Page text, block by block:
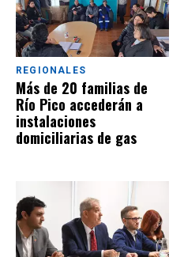
REGIONALES
Más de 20 familias de
Río Pico accederán a
instalaciones
domiciliarias de gas